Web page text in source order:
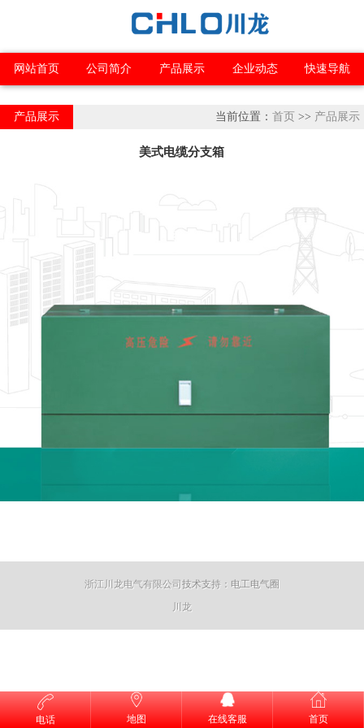
网站首页 公司简介 产品展示 企业动态 快速导航
当前位置： 首页 >> 产品展示
产品展示
美式电缆分支箱
浙江川龙电气有限公司技术支持：电工电气圈
川龙
电话 地图 在线客服 首页